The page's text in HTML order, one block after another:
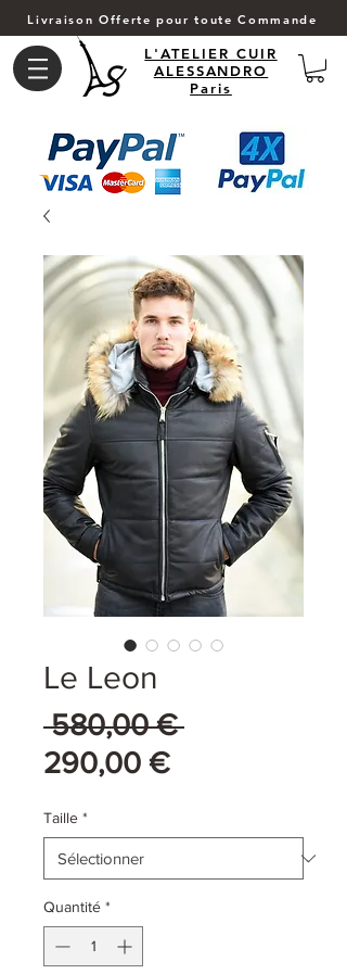
Livraison Offerte pour toute Commande
L'ATELIER CUIR
ALESSANDRO
Paris
Le Leon
580,00 € Prix
290,00 €Prix
Taille *
Quantité *